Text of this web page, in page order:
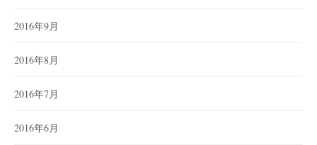
2016年9月
2016年8月
2016年7月
2016年6月